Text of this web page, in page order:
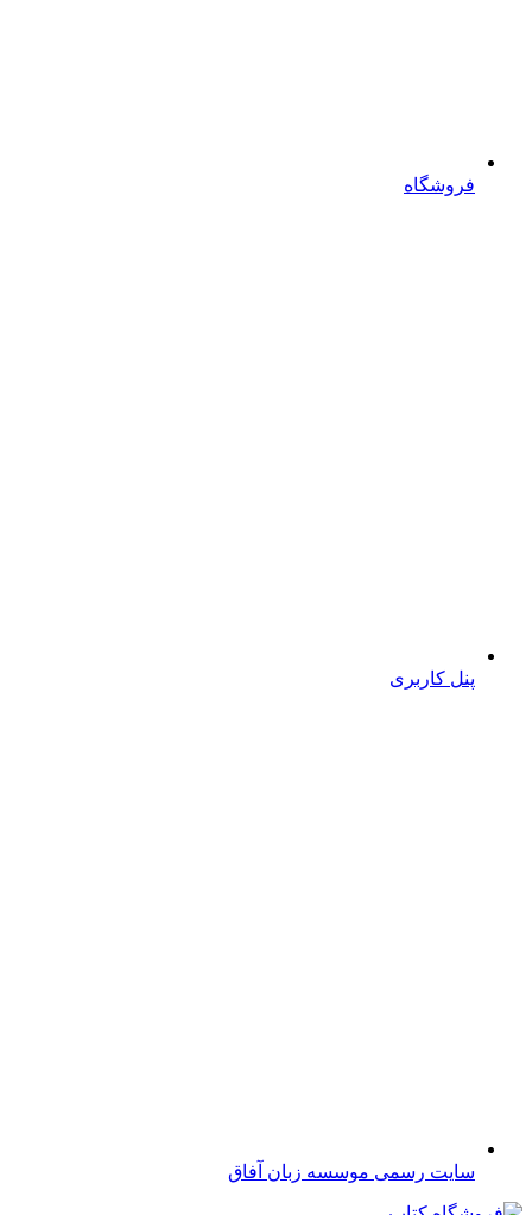
فروشگاه
پنل کاربری
سایت رسمی موسسه زبان آفاق